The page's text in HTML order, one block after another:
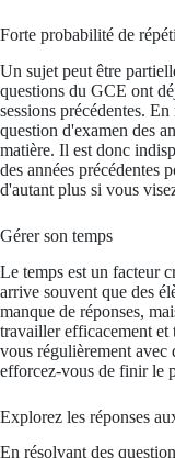
Forte probabilité de
Un sujet peut être
questions du GCE ont
sessions précédentes.
question d'examen des
matière. Il est donc
des années précédentes
d'autant plus si vous
Gérer son temps
Le temps est un facteur
arrive souvent que des
manque de réponses,
travailler efficacement et
vous régulièrement avec
efforcez-vous de finir le
Explorez les réponses
En résolvant des